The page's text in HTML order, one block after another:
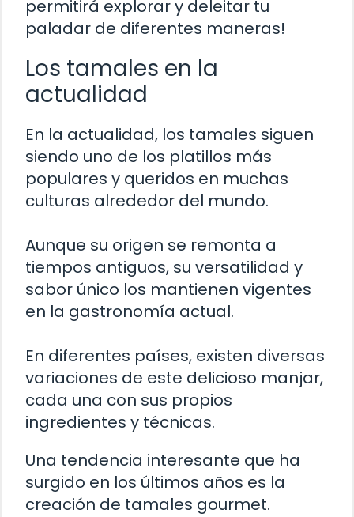
permitirá explorar y deleitar tu
paladar de diferentes maneras!
Los tamales en la
actualidad
En la actualidad, los tamales siguen
siendo uno de los platillos más
populares y queridos en muchas
culturas alrededor del mundo.
Aunque su origen se remonta a
tiempos antiguos, su versatilidad y
sabor único los mantienen vigentes
en la gastronomía actual.
En diferentes países, existen diversas
variaciones de este delicioso manjar,
cada una con sus propios
ingredientes y técnicas.
Una tendencia interesante que ha
surgido en los últimos años es la
creación de tamales gourmet.